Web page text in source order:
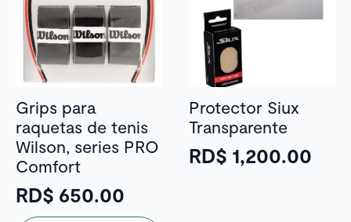
Grips para
raquetas de tenis
Wilson, series PRO
Comfort
RD$ 650.00
Protector Siux
Transparente
RD$ 1,200.00